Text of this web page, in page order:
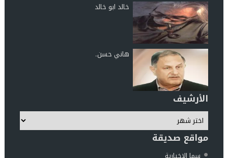
خالد ابو خالد
هاني حسن.
الأرشيف
مواقع صديقة